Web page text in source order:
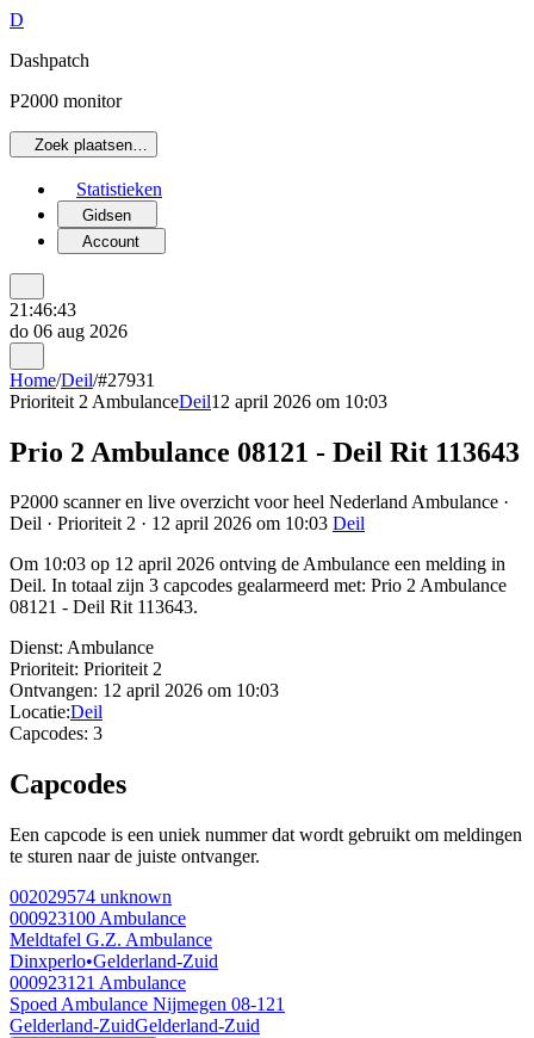
D
Dashpatch
P2000 monitor
Zoek plaatsen…
Statistieken
Gidsen
Account
21:46:43
do 06 aug 2026
Home/Deil/#27931
Prioriteit 2 AmbulanceDeil12 april 2026 om 10:03
Prio 2 Ambulance 08121 - Deil Rit 113643
P2000 scanner en live overzicht voor heel Nederland Ambulance ·
Deil · Prioriteit 2 · 12 april 2026 om 10:03 Deil
Om 10:03 op 12 april 2026 ontving de Ambulance een melding in
Deil. In totaal zijn 3 capcodes gealarmeerd met: Prio 2 Ambulance
08121 - Deil Rit 113643.
Dienst: Ambulance
Prioriteit: Prioriteit 2
Ontvangen: 12 april 2026 om 10:03
Locatie:Deil
Capcodes: 3
Capcodes
Een capcode is een uniek nummer dat wordt gebruikt om meldingen
te sturen naar de juiste ontvanger.
002029574 unknown
000923100 Ambulance
Meldtafel G.Z. Ambulance
Dinxperlo•Gelderland-Zuid
000923121 Ambulance
Spoed Ambulance Nijmegen 08-121
Gelderland-ZuidGelderland-Zuid